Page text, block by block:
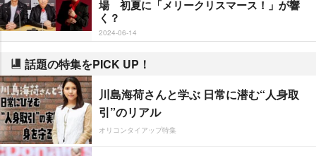
場 初夏に「メリークリスマース！」が響
く？
2024-06-14
話題の特集をPICK UP！
川島海荷さんと学ぶ 日常に潜む“人身取
引”のリアル
オリコンタイアップ特集